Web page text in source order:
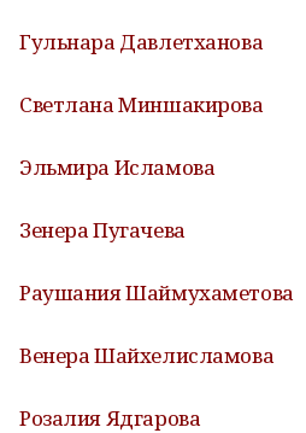
Гульнара Давлетханова
Светлана Миншакирова
Эльмира Исламова
Зенера Пугачева
Раушания Шаймухаметова
Венера Шайхелисламова
Розалия Ядгарова